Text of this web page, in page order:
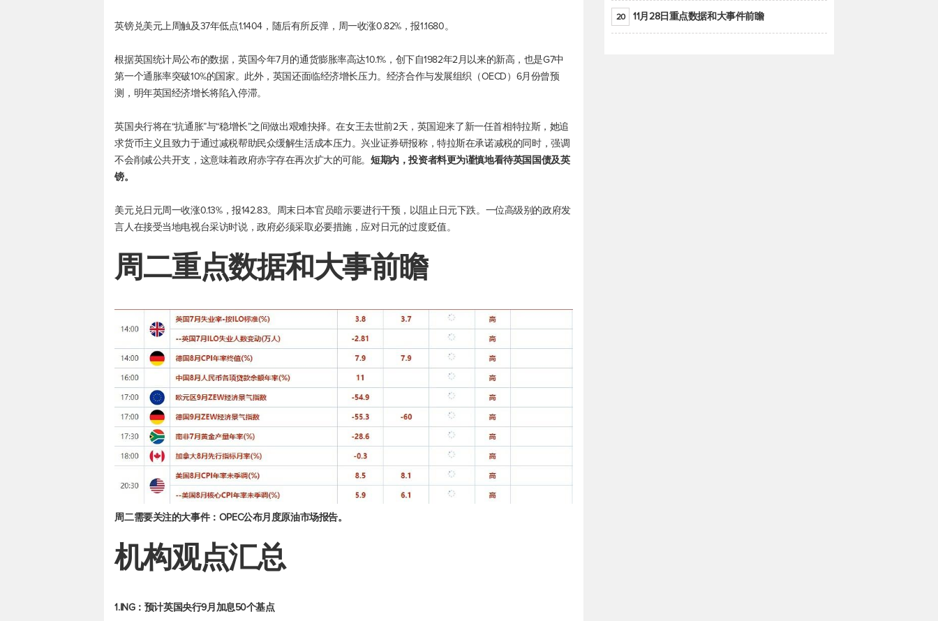
英镑兑美元上周触及37年低点1.1404，随后有所反弹，周一收涨0.82%，报1.1680。
根据英国统计局公布的数据，英国今年7月的通货膨胀率高达10.1%，创下自1982年2月以来的新高，也是G7中
第一个通胀率突破10%的国家。此外，英国还面临经济增长压力。经济合作与发展组织（OECD）6月份曾预
测，明年英国经济增长将陷入停滞。
英国央行将在“抗通胀”与“稳增长”之间做出艰难抉择。在女王去世前2天，英国迎来了新一任首相特拉斯，她追
求货币主义且致力于通过减税帮助民众缓解生活成本压力。兴业证券研报称，特拉斯在承诺减税的同时，强调
不会削减公共开支，这意味着政府赤字存在再次扩大的可能。短期内，投资者料更为谨慎地看待英国国债及英
镑。
美元兑日元周一收涨0.13%，报142.83。周末日本官员暗示要进行干预，以阻止日元下跌。一位高级别的政府发
言人在接受当地电视台采访时说，政府必须采取必要措施，应对日元的过度贬值。
周二重点数据和大事前瞻
周二需要关注的大事件：OPEC公布月度原油市场报告。
机构观点汇总
1.ING：预计英国央行9月加息50个基点
20 11月28日重点数据和大事件前瞻